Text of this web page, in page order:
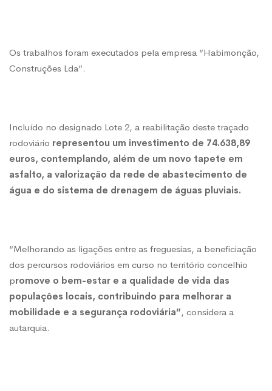
Os trabalhos foram executados pela empresa “Habimonção,
Construções Lda”.
Incluído no designado Lote 2, a reabilitação deste traçado
rodoviário representou um investimento de 74.638,89
euros, contemplando, além de um novo tapete em
asfalto, a valorização da rede de abastecimento de
água e do sistema de drenagem de águas pluviais.
“Melhorando as ligações entre as freguesias, a beneficiação
dos percursos rodoviários em curso no território concelhio
promove o bem-estar e a qualidade de vida das
populações locais, contribuindo para melhorar a
mobilidade e a segurança rodoviária”, considera a
autarquia.